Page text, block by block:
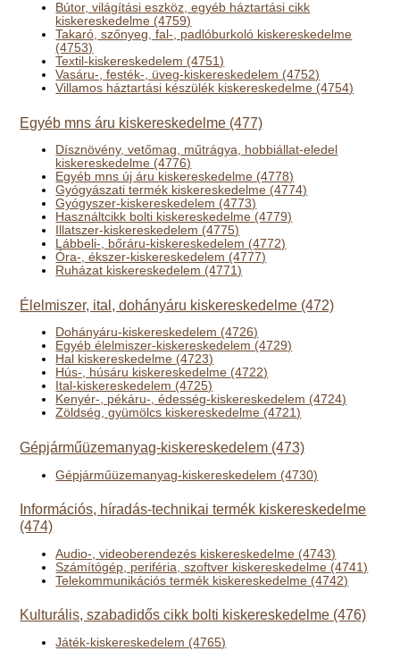
Bútor, világítási eszköz, egyéb háztartási cikk
kiskereskedelme (4759)
Takaró, szőnyeg, fal-, padlóburkoló kiskereskedelme
(4753)
Textil-kiskereskedelem (4751)
Vasáru-, festék-, üveg-kiskereskedelem (4752)
Villamos háztartási készülék kiskereskedelme (4754)
Egyéb mns áru kiskereskedelme (477)
Dísznövény, vetőmag, műtrágya, hobbiállat-eledel
kiskereskedelme (4776)
Egyéb mns új áru kiskereskedelme (4778)
Gyógyászati termék kiskereskedelme (4774)
Gyógyszer-kiskereskedelem (4773)
Használtcikk bolti kiskereskedelme (4779)
Illatszer-kiskereskedelem (4775)
Lábbeli-, bőráru-kiskereskedelem (4772)
Óra-, ékszer-kiskereskedelem (4777)
Ruházat kiskereskedelem (4771)
Élelmiszer, ital, dohányáru kiskereskedelme (472)
Dohányáru-kiskereskedelem (4726)
Egyéb élelmiszer-kiskereskedelem (4729)
Hal kiskereskedelme (4723)
Hús-, húsáru kiskereskedelme (4722)
Ital-kiskereskedelem (4725)
Kenyér-, pékáru-, édesség-kiskereskedelem (4724)
Zöldség, gyümölcs kiskereskedelme (4721)
Gépjárműüzemanyag-kiskereskedelem (473)
Gépjárműüzemanyag-kiskereskedelem (4730)
Információs, híradás-technikai termék kiskereskedelme
(474)
Audio-, videoberendezés kiskereskedelme (4743)
Számítógép, periféria, szoftver kiskereskedelme (4741)
Telekommunikációs termék kiskereskedelme (4742)
Kulturális, szabadidős cikk bolti kiskereskedelme (476)
Játék-kiskereskedelem (4765)